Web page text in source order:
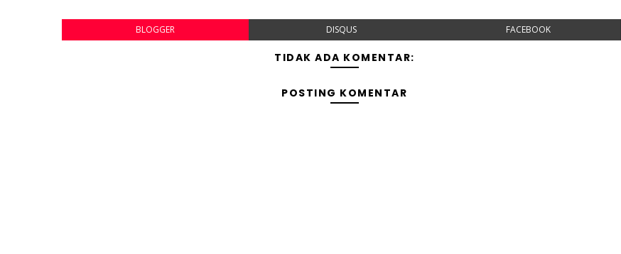
BLOGGER DISQUS FACEBOOK
TIDAK ADA KOMENTAR:
POSTING KOMENTAR